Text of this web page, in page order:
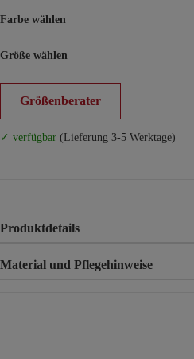
Farbe wählen
Größe wählen
Größenberater
✓ verfügbar (Lieferung 3-5 Werktage)
Produktdetails
Material und Pflegehinweise